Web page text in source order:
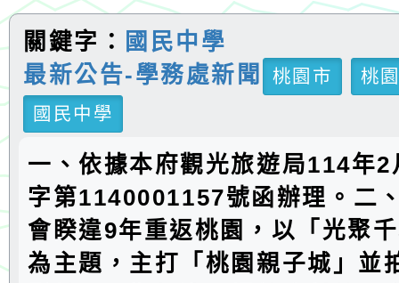
關鍵字：
國民中學
最新公告-學務處新聞
桃園市
桃
國民中學
一、依據本府觀光旅遊局114年
字第1140001157號函辦理。二
會睽違9年重返桃園，以「光聚
為主題，主打「桃園親子城」並